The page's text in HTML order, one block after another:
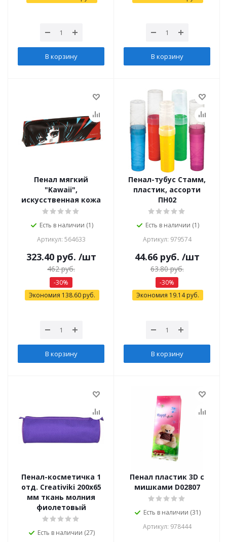
В корзину В корзину
Пенал мягкий
"Kawaii",
искусственная кожа
Есть в наличии (1)
Артикул: 564633
323.40руб. /шт
462руб.
-30%
Экономия 138.60руб.
В корзину
Пенал-тубус Стамм,
пластик, ассорти
ПН02
Есть в наличии (1)
Артикул: 979574
44.66руб. /шт
63.80руб.
-30%
Экономия 19.14руб.
В корзину
Пенал-косметичка 1
отд. Creativiki 200х65
мм ткань молния
фиолетовый
Есть в наличии (27)
Пенал пластик 3D с
мишками D02807
Есть в наличии (31)
Артикул: 978444